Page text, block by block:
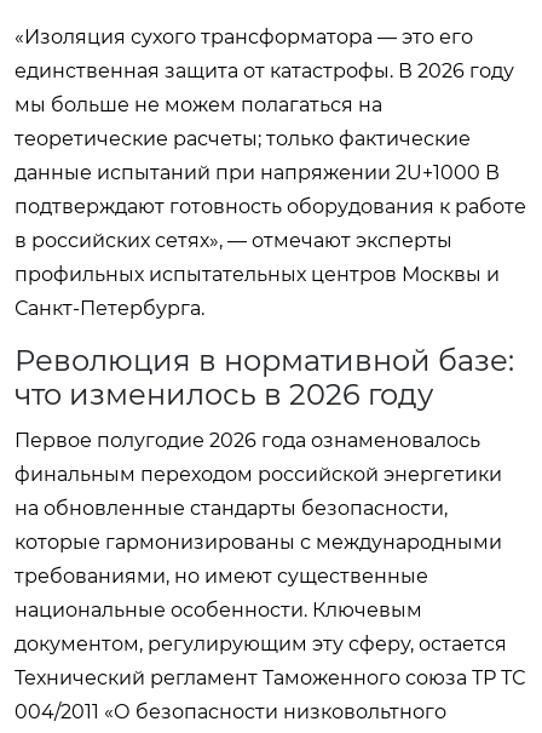
«Изоляция сухого трансформатора — это его
единственная защита от катастрофы. В 2026 году
мы больше не можем полагаться на
теоретические расчеты; только фактические
данные испытаний при напряжении 2U+1000 В
подтверждают готовность оборудования к работе
в российских сетях», — отмечают эксперты
профильных испытательных центров Москвы и
Санкт-Петербурга.
Революция в нормативной базе:
что изменилось в 2026 году
Первое полугодие 2026 года ознаменовалось
финальным переходом российской энергетики
на обновленные стандарты безопасности,
которые гармонизированы с международными
требованиями, но имеют существенные
национальные особенности. Ключевым
документом, регулирующим эту сферу, остается
Технический регламент Таможенного союза ТР ТС
004/2011 «О безопасности низковольтного